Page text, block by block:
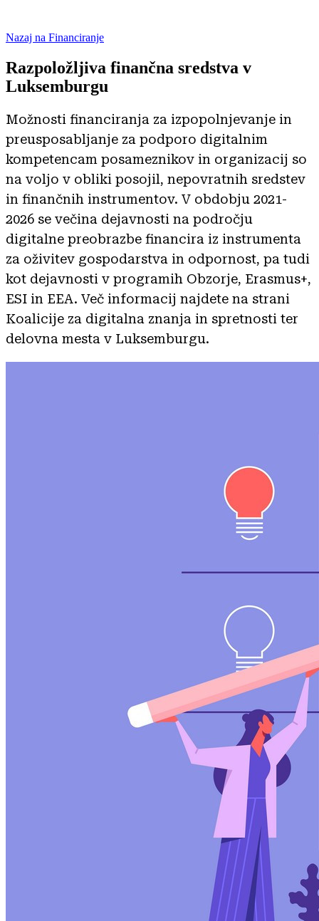
Nazaj na Financiranje
Razpoložljiva finančna sredstva v
Luksemburgu
Možnosti financiranja za izpopolnjevanje in
preusposabljanje za podporo digitalnim
kompetencam posameznikov in organizacij so
na voljo v obliki posojil, nepovratnih sredstev
in finančnih instrumentov. V obdobju 2021-
2026 se večina dejavnosti na področju
digitalne preobrazbe financira iz instrumenta
za oživitev gospodarstva in odpornost, pa tudi
kot dejavnosti v programih Obzorje, Erasmus+,
ESI in EEA. Več informacij najdete na strani
Koalicije za digitalna znanja in spretnosti ter
delovna mesta v Luksemburgu.